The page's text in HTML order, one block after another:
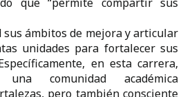
ámbitos de mejora y articular
unidades para fortalecer sus
en esta carrera,
una comunidad académica
pero también consciente